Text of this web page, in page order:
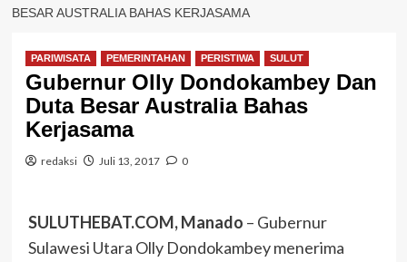
BESAR AUSTRALIA BAHAS KERJASAMA
PARIWISATA PEMERINTAHAN PERISTIWA SULUT
Gubernur Olly Dondokambey Dan
Duta Besar Australia Bahas
Kerjasama
redaksi Juli 13, 2017 0
SULUTHEBAT.COM, Manado – Gubernur
Sulawesi Utara Olly Dondokambey menerima